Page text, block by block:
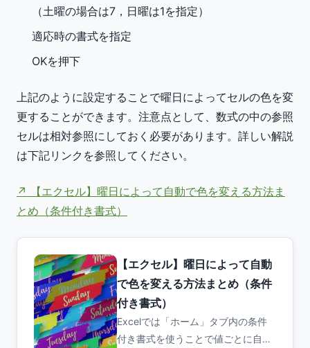
（土曜の場合は7，日曜は1を指定）
適応時の書式を指定
OKを押下
上記のように設定することで曜日によってセルの色を変
更することができます。注意点として、数式の中の参照
セルは相対参照にしておく必要があります。詳しい解説
は下記リンクを参照してください。
【エクセル】曜日によって自動で色を変える方法ま
とめ（条件付き書式）
【エクセル】曜日によって自動
で色を変える方法まとめ（条件
付き書式）
Excelでは「ホーム」タブ内の条件
付き書式を使うことで値ごとに自動